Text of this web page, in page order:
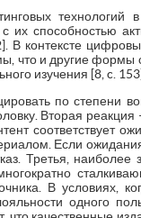
технологий
способностью
контексте
и другие формы
изучения [8, c.
по степени
Вторая
соответствует
Если
Третья, наиболее
В условиях,
одного